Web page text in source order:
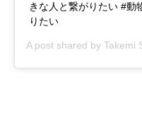
きな人と繋がりたい #
りたい
A post shared by Takemi